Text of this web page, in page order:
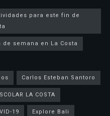
para este fin de
semana en La Costa
Carlos Esteban Santoro
LA COSTA
19
Explore Bali